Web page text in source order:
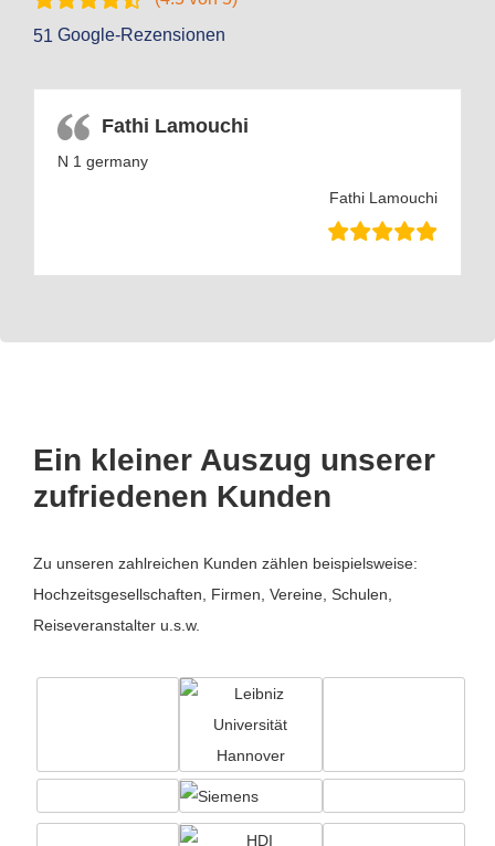
51 Google-Rezensionen
Fathi Lamouchi
N 1 germany
Fathi Lamouchi
Ein kleiner Auszug unserer
zufriedenen Kunden
Zu unseren zahlreichen Kunden zählen beispielsweise:
Hochzeitsgesellschaften, Firmen, Vereine, Schulen,
Reiseveranstalter u.s.w.